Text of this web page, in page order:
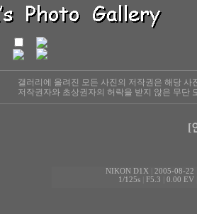
갤러리에 올려진 모든 사진의 저작권은 해당
저작권자와 초상권자의 허락을 받지 않은 무단
[
NIKON D1X
2005-08-22
1/125s| F5.3 0.00 EV